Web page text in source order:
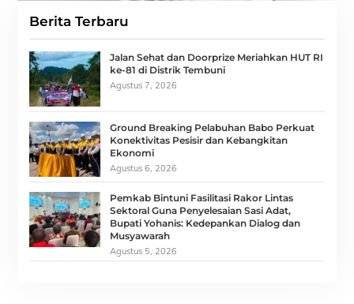
Berita Terbaru
Jalan Sehat dan Doorprize Meriahkan HUT RI
ke-81 di Distrik Tembuni
Agustus 7, 2026
Ground Breaking Pelabuhan Babo Perkuat
Konektivitas Pesisir dan Kebangkitan
Ekonomi
Agustus 6, 2026
Pemkab Bintuni Fasilitasi Rakor Lintas
Sektoral Guna Penyelesaian Sasi Adat,
Bupati Yohanis: Kedepankan Dialog dan
Musyawarah
Agustus 5, 2026